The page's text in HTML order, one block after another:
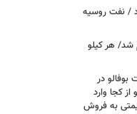
/ نفت روسیه
شد/ هر کیلو
بوفالو در
کجا وارد
به فروش